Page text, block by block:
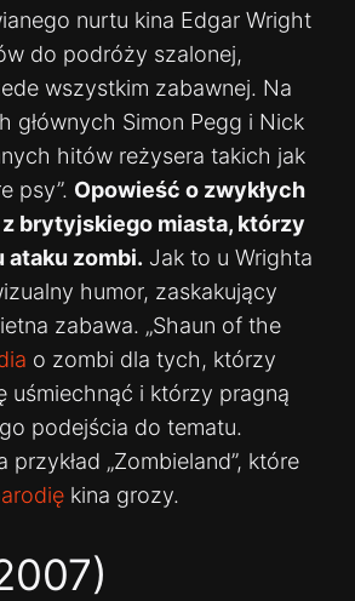
nurtu kina Edgar Wright
do podróży szalonej,
wszystkim zabawnej. Na
głównych Simon Pegg i Nick
hitów reżysera takich jak
psy”. Opowieść o zwykłych
brytyjskiego miasta, którzy
ataku zombi. Jak to u Wrighta
humor, zaskakujący
zabawa. „Shaun of the
o zombi dla tych, którzy
uśmiechnąć i którzy pragną
podejścia do tematu.
przykład „Zombieland”, które
kina grozy.